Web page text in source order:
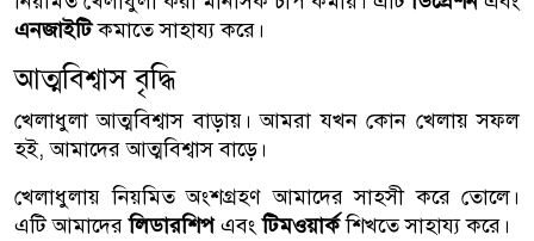
এনজাইটিকমাতে সাহায্য করে।
আত্মবিশ্বাস বৃদ্ধি
খেলাধুলা আত্মবিশ্বাস বাড়ায়। আমরা যখন কোন খেলায় সফল
হই, আমাদের আত্মবিশ্বাস বাড়ে।
খেলাধুলায় নিয়মিত অংশগ্রহণ আমাদের সাহসী করে তোলে।
এটি আমাদেরলিডারশিপএবংটিমওয়ার্কশিখতে সাহায্য করে।